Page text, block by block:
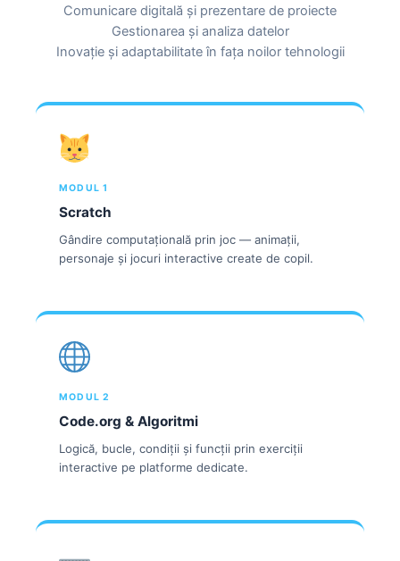
Comunicare digitală și prezentare de proiecte
Gestionarea și analiza datelor
Inovație și adaptabilitate în fața noilor tehnologii
MODUL 1
Scratch
Gândire computațională prin joc — animații,
personaje și jocuri interactive create de copil.
MODUL 2
Code.org & Algoritmi
Logică, bucle, condiții și funcții prin exerciții
interactive pe platforme dedicate.